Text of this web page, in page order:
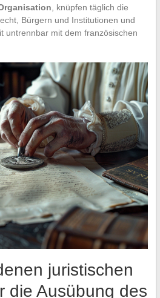
, knüpfen täglich die
Bürgern und Institutionen und
untrennbar mit dem französischen
juristischen
die Ausübung des